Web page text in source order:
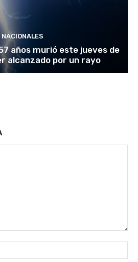
NACIONALES
años murió este jueves de
alcanzado por un rayo